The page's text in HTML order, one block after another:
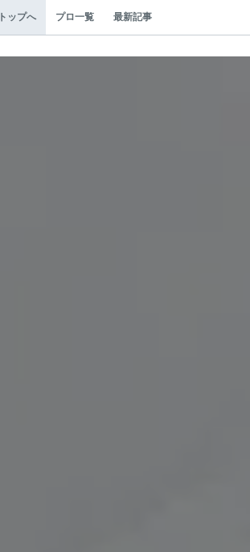
トップへ プロ一覧 最新記事